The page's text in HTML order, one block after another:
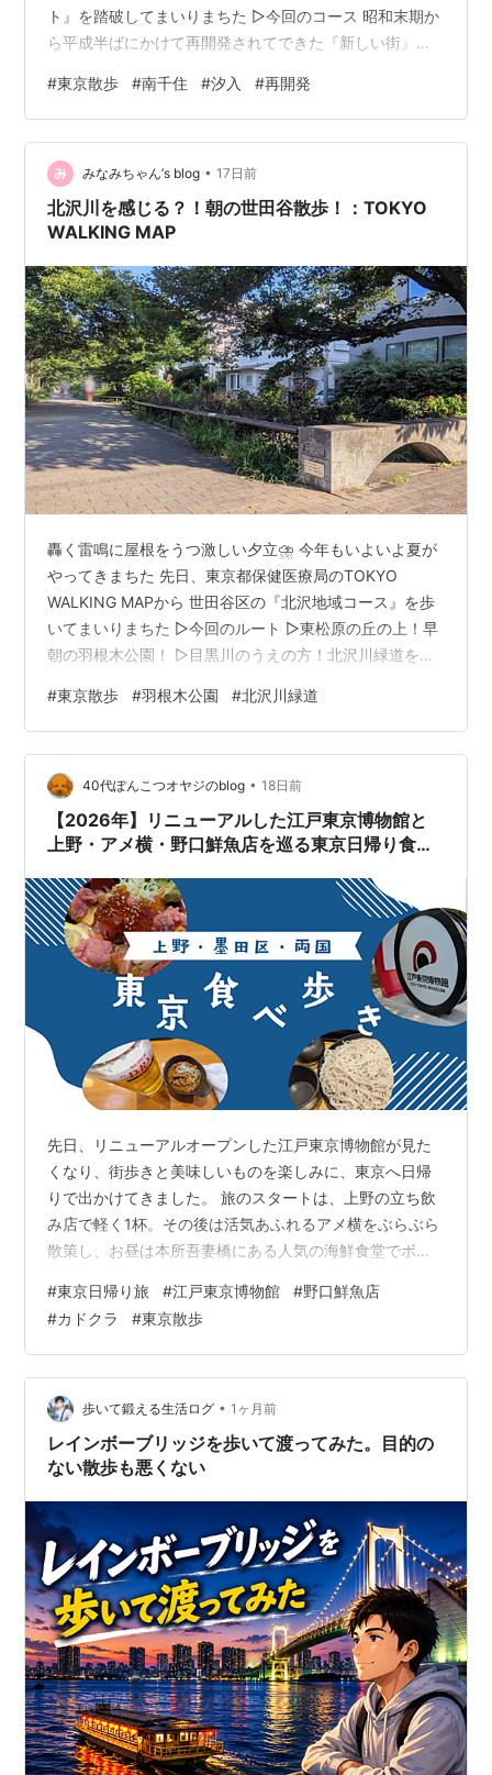
ト』を踏破してまいりまちた ▷今回のコース 昭和末期か
ら平成半ばにかけて再開発されてできた『新しい街』、
本紡績(ユニチカ)や鐘淵紡績(クラシエ)の大きな工場や、
小さな住宅が密集する汐入地区だったエリアでしゅ リバ
ーパーク汐入のマンション群など、ずらっと並ぶ集合住
宅、街路樹たっぷりの広い歩道、広大な汐入公園やJRの
貨物駅･･･スケールの大きい街並みに再開発を感じまちた
コース距離1.…
#東京散歩 #南千住 #汐入 #再開発
みなみちゃん’s blog • 17日前
北沢川を感じる？！朝の世田谷散歩！：TOKYO
WALKING MAP
轟く雷鳴に屋根をうつ激しい夕立⛈️ 今年もいよいよ夏が
やってきまちた 先日、東京都保健医療局のTOKYO
WALKING MAPから 世田谷区の『北沢地域コース』を歩
いてまいりまちた ▷今回のルート ▷東松原の丘の上！早
朝の羽根木公園！ ▷目黒川のうえの方！北沢川緑道を歩
ト 東松原駅から下北沢駅まで、台地の端っこにある公園
や川跡の緑道を進むコース 梅林の梅が咲く時期や桜の季
節に歩くとさらに良さそうでしゅ！ コース距離3.7km 所
要時間56分START 東松原駅 西口→羽根木公園→梅ヶ丘
駅→北沢川緑道→北澤八幡神社→森巖寺→下北沢の街
→GO…
#東京散歩 #羽根木公園 #北沢川緑道
40代ぽんこつオヤジのblog • 18日前
【2026年】リニューアルした江戸東京博物館と
上野・アメ横・野口鮮魚店を巡る東京日帰り食べ
先日、リニューアルオープンした江戸東京博物館が見た
くなり、街歩きと美味しいものを楽しみに、東京へ日帰
りで出かけてきました。 旅のスタートは、上野の立ち飲
み店で軽く1杯。その後は活気あふれるアメ横をぶらぶら
散策し、お昼は本所吾妻橋にある人気の海鮮食堂でボリ
とは、腹ごなしを兼ねて歩いて江戸東京博物館へ。リニ
ューアルした館内をじっくり見学したあとは、北千住へ
移動し、最後は駅そばで締めくくり。 「歩く・食べる・
学ぶ」の3拍子がそろった、充実の東京日帰り旅になりま
した。 上野「カドクラ」で昼から立ち飲み1杯 活気あふ
れるアメ横で街歩き 本所吾妻橋「野口…
#東京日帰り旅 #江戸東京博物館 #野口鮮魚店
#カドクラ #東京散歩
歩いて鍛える生活ログ • 1ヶ月前
レインボーブリッジを歩いて渡ってみた。目的の
ない散歩も悪くない